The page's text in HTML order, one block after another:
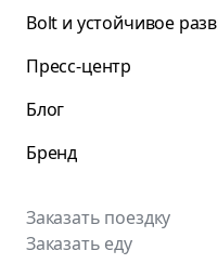
Bolt и устойчивое
Пресс-центр
Блог
Бренд
Заказать поездку
Заказать еду